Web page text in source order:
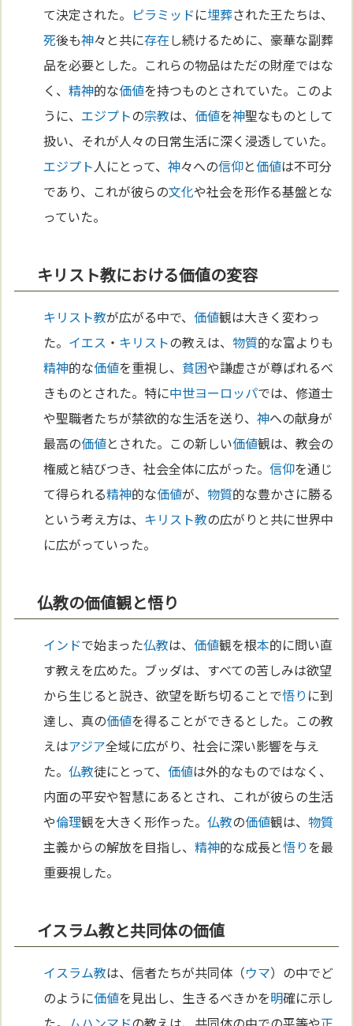
て決定された。 ピラミッドに埋葬された王たちは、
死後も神々と共に存在し続けるために、豪華な副葬
品を必要とした。これらの物品はただの財産ではな
く、精神的な価値を持つものとされていた。このよ
うに、 エジプトの宗教は、 価値を神聖なものとして
扱い、それが人々の日常生活に深く浸透していた。
エジプト人にとって、神々への信仰と価値は不可分
であり、これが彼らの文化や社会を形作る基盤とな
っていた。
キリスト教における価値の変容
キリスト教が広がる中で、 価値観は大きく変わっ
た。 イエス ・ キリストの教えは、 物質的な富よりも
精神的な価値を重視し、 貧困や謙虚さが尊ばれるべ
きものとされた。特に中世ヨーロッパでは、修道士
や聖職者たちが禁欲的な生活を送り、神への献身が
最高の価値とされた。この新しい価値観は、教会の
権威と結びつき、社会全体に広がった。信仰を通じ
て得られる精神的な価値が、 物質的な豊かさに勝る
という考え方は、 キリスト教の広がりと共に世界中
に広がっていった。
仏教の価値観と悟り
インドで始まった仏教は、 価値観を根本的に問い直
す教えを広めた。ブッダは、すべての苦しみは欲望
から生じると説き、欲望を断ち切ることで悟り に到
達し、真の価値を得ることができるとした。この教
えはアジア全域に広がり、社会に深い影響を与え
た。仏教徒にとって、 価値は外的なものではなく、
内面の平安や智慧にあるとされ、これが彼らの生活
や倫理観を大きく形作った。仏教の価値観は、 物質
主義からの解放を目指し、精神的な成長と悟りを最
重要視した。
イスラム教と共同体の価値
イスラム教は、信者たちが共同体（ウマ）の中でど
のように価値を見出し、生きるべきかを明確に示し